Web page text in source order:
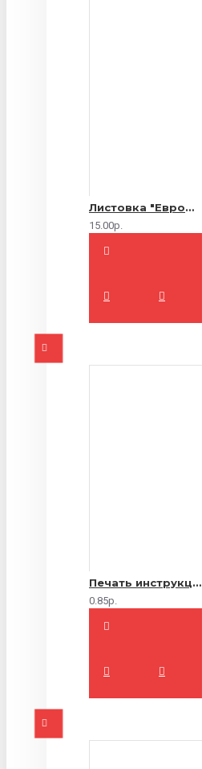
Листовка "Еврофлаер" (цветная с двух сторон)
15.00р.
Печать инструкций по эксплуатации
0.85р.